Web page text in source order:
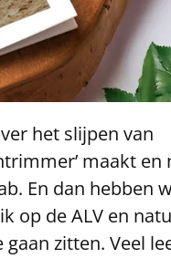
het slijpen van
maakt en
En dan hebben
op de ALV en
zitten. Veel